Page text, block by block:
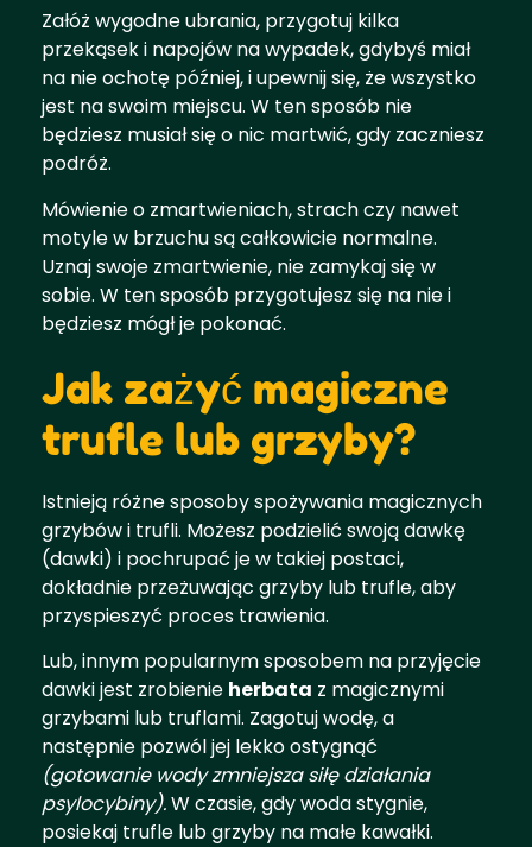
Załóż wygodne ubrania, przygotuj kilka
przekąsek i napojów na wypadek, gdybyś miał
na nie ochotę później, i upewnij się, że wszystko
jest na swoim miejscu. W ten sposób nie
będziesz musiał się o nic martwić, gdy zaczniesz
podróż.
Mówienie o zmartwieniach, strach czy nawet
motyle w brzuchu są całkowicie normalne.
Uznaj swoje zmartwienie, nie zamykaj się w
sobie. W ten sposób przygotujesz się na nie i
będziesz mógł je pokonać.
Jak zażyć magiczne
trufle lub grzyby?
Istnieją różne sposoby spożywania magicznych
grzybów i trufli. Możesz podzielić swoją dawkę
(dawki) i pochrupać je w takiej postaci,
dokładnie przeżuwając grzyby lub trufle, aby
przyspieszyć proces trawienia.
Lub, innym popularnym sposobem na przyjęcie
dawki jest zrobienie herbata z magicznymi
grzybami lub truflami. Zagotuj wodę, a
następnie pozwól jej lekko ostygnąć
(gotowanie wody zmniejsza siłę działania
psylocybiny).W czasie, gdy woda stygnie,
posiekaj trufle lub grzyby na małe kawałki.